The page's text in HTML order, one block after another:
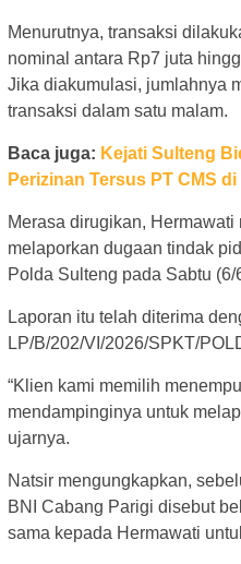
Menurutnya, transaksi
nominal antara Rp7 juta
Jika diakumulasi, jumlahnya
transaksi dalam satu malam.
Baca juga: Kejati Sulteng
Perizinan Tersus PT CMS
Merasa dirugikan,
melaporkan dugaan tindak
Polda Sulteng pada Sabtu (6/
Laporan itu telah diterima
LP/B/202/VI/2026/SPKT/
“Klien kami memilih
mendampinginya untuk
ujarnya.
Natsir mengungkapkan,
BNI Cabang Parigi disebut
sama kepada Hermawati